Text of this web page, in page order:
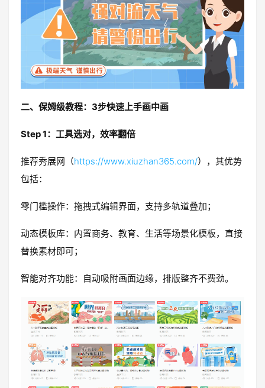
二、保姆级教程：3步快速上手画中画
Step 1：工具选对，效率翻倍
推荐秀展网（https://www.xiuzhan365.com/），其优势
包括：
零门槛操作：拖拽式编辑界面，支持多轨道叠加；
动态模板库：内置商务、教育、生活等场景化模板，直接
替换素材即可；
智能对齐功能：自动吸附画面边缘，排版整齐不费劲。